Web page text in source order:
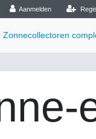
Aanmelden
Zonnecollectoren